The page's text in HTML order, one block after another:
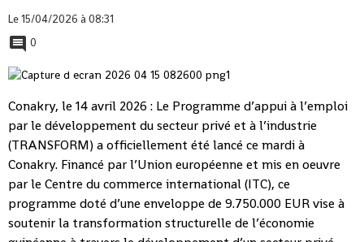
Le 15/04/2026 à 08:31
0
Conakry, le 14 avril 2026 : Le Programme d’appui à l’emploi
par le développement du secteur privé et à l’industrie
(TRANSFORM) a officiellement été lancé ce mardi à
Conakry. Financé par l’Union européenne et mis en oeuvre
par le Centre du commerce international (ITC), ce
programme doté d’une enveloppe de 9.750.000 EUR vise à
soutenir la transformation structurelle de l’économie